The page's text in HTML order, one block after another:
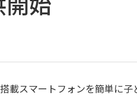
スマートフォンを簡単に